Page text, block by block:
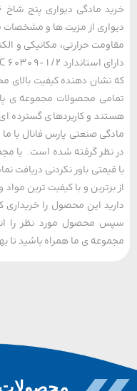
خرید
حرارتی، مکانیکی و
دهنده کیفیت بالای
محصولات مجموعه ی پارس
و کاربردهای گسترده ای
گرفته شده است. با مجموعه
باور نکردنی دریافت
و با کیفیت ترین مواد و
این محصول را خریداری کنید
محصول مورد نظر را انتخاب
ی ما همراه باشید تا بهترین